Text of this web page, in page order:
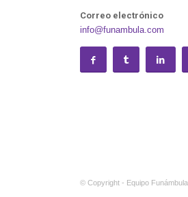
Correo electrónico
info@funambula.com
© Copyright - Equipo Funámbula